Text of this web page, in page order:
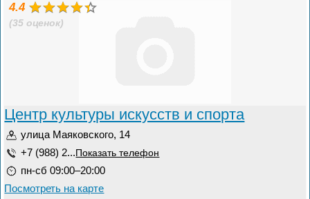
4.4
(35 оценок)
Центр культуры искусств и спорта
улица Маяковского, 14
+7 (988) 2... Показать телефон
пн-сб 09:00–20:00
Посмотреть на карте